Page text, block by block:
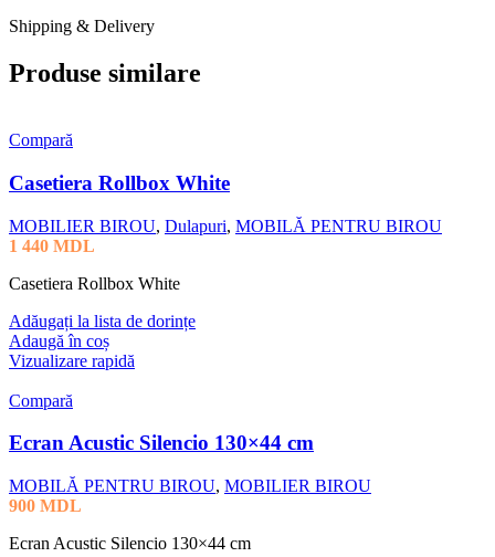
Shipping & Delivery
Produse similare
Compară
Casetiera Rollbox White
MOBILIER BIROU, Dulapuri, MOBILĂ PENTRU BIROU
1 440 MDL
Casetiera Rollbox White
Adăugați la lista de dorințe
Adaugă în coș
Vizualizare rapidă
Compară
Ecran Acustic Silencio 130×44 cm
MOBILĂ PENTRU BIROU, MOBILIER BIROU
900 MDL
Ecran Acustic Silencio 130×44 cm